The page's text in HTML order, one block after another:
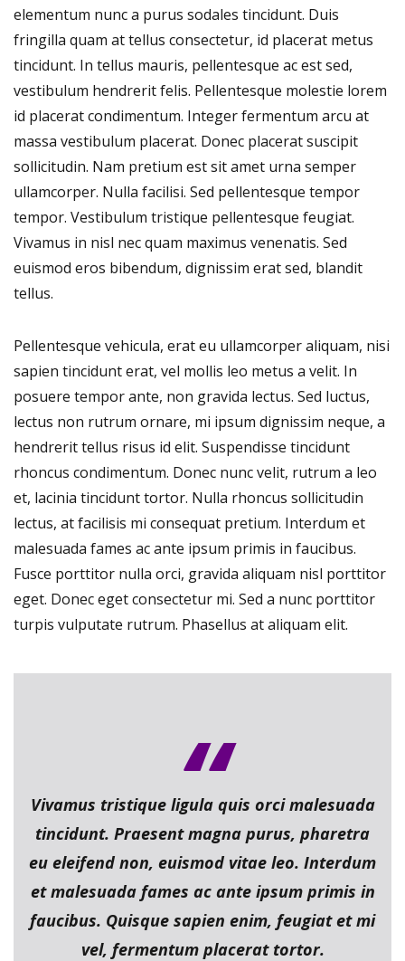
elementum nunc a purus sodales tincidunt. Duis
fringilla quam at tellus consectetur, id placerat metus
tincidunt. In tellus mauris, pellentesque ac est sed,
vestibulum hendrerit felis. Pellentesque molestie lorem
id placerat condimentum. Integer fermentum arcu at
massa vestibulum placerat. Donec placerat suscipit
sollicitudin. Nam pretium est sit amet urna semper
ullamcorper. Nulla facilisi. Sed pellentesque tempor
tempor. Vestibulum tristique pellentesque feugiat.
Vivamus in nisl nec quam maximus venenatis. Sed
euismod eros bibendum, dignissim erat sed, blandit
tellus.
Pellentesque vehicula, erat eu ullamcorper aliquam, nisi
sapien tincidunt erat, vel mollis leo metus a velit. In
posuere tempor ante, non gravida lectus. Sed luctus,
lectus non rutrum ornare, mi ipsum dignissim neque, a
hendrerit tellus risus id elit. Suspendisse tincidunt
rhoncus condimentum. Donec nunc velit, rutrum a leo
et, lacinia tincidunt tortor. Nulla rhoncus sollicitudin
lectus, at facilisis mi consequat pretium. Interdum et
malesuada fames ac ante ipsum primis in faucibus.
Fusce porttitor nulla orci, gravida aliquam nisl porttitor
eget. Donec eget consectetur mi. Sed a nunc porttitor
turpis vulputate rutrum. Phasellus at aliquam elit.
Vivamus tristique ligula quis orci malesuada
tincidunt. Praesent magna purus, pharetra
eu eleifend non, euismod vitae leo. Interdum
et malesuada fames ac ante ipsum primis in
faucibus. Quisque sapien enim, feugiat et mi
vel, fermentum placerat tortor.